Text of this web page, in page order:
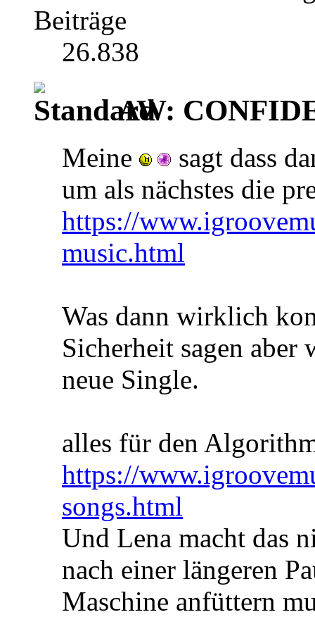
Beiträge
26.838
AW:
Meine
sagt dass
um als nächstes die
https://
music.html
Was dann wirklich
Sicherheit sagen
neue Single.
alles für den
https://
songs.html
Und Lena macht das
nach einer längeren
Maschine anfüttern